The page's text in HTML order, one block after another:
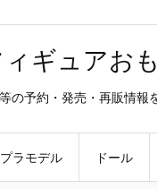
ギュアお
予約・発売・再販情報
プラモデル ドール